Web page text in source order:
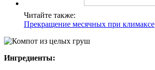
Читайте также:
Прекращение месячных при климаксе
Ингредиенты: